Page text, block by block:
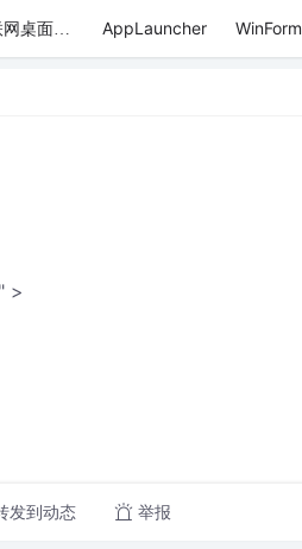
C#互联网桌面应用 AppLauncher
>
发到动态 举报